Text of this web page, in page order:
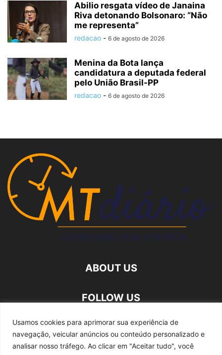
Usamos cookies para aprimorar sua experiência de
navegação, veicular anúncios ou conteúdo personalizado e
analisar nosso tráfego. Ao clicar em "Aceitar tudo", você
Abilio resgata vídeo de Janaina
Riva detonando Bolsonaro: “Não
me representa”
redacao - 6 de agosto de 2026
Menina da Bota lança
candidatura a deputada federal
pelo União Brasil-PP
redacao - 6 de agosto de 2026
ABOUT US
FOLLOW US